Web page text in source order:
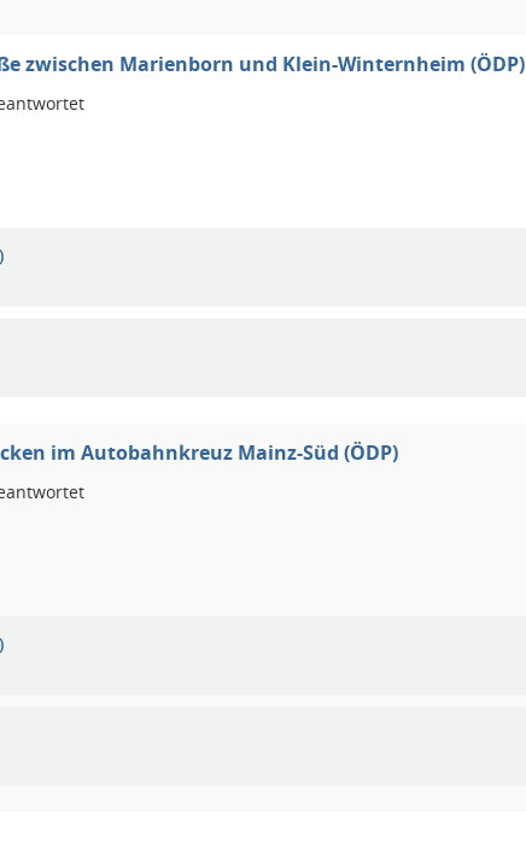
zwischen Marienborn und Klein-Winternheim (ÖDP)
im Autobahnkreuz Mainz-Süd (ÖDP)